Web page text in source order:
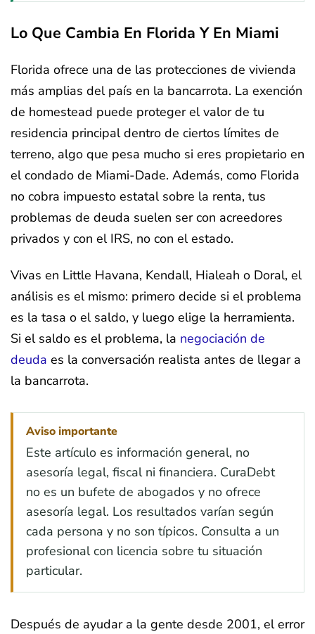
Lo Que Cambia En Florida Y En Miami
Florida ofrece una de las protecciones de vivienda
más amplias del país en la bancarrota. La exención
de homestead puede proteger el valor de tu
residencia principal dentro de ciertos límites de
terreno, algo que pesa mucho si eres propietario en
el condado de Miami-Dade. Además, como Florida
no cobra impuesto estatal sobre la renta, tus
problemas de deuda suelen ser con acreedores
privados y con el IRS, no con el estado.
Vivas en Little Havana, Kendall, Hialeah o Doral, el
análisis es el mismo: primero decide si el problema
es la tasa o el saldo, y luego elige la herramienta.
Si el saldo es el problema, la negociación de
deuda es la conversación realista antes de llegar a
la bancarrota.
Aviso importante
Este artículo es información general, no
asesoría legal, fiscal ni financiera. CuraDebt
no es un bufete de abogados y no ofrece
asesoría legal. Los resultados varían según
cada persona y no son típicos. Consulta a un
profesional con licencia sobre tu situación
particular.
Después de ayudar a la gente desde 2001, el error